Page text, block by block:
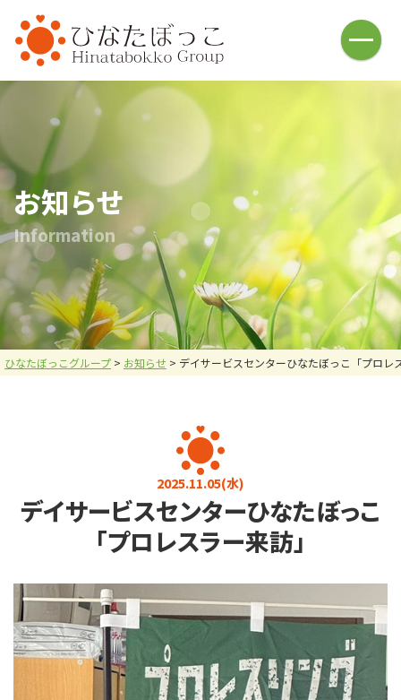
HOME
介護福祉事業
ひなたぼっこ(借宿町)
ひなたぼっこ(中川町)
ひなた庵(⼩俣町)
さんぽ道(⼭下町)
ひなたの広場(五⼗部町)
ひなた⽇和(本城)
ハレノヒ(中川町)
あしかが⻄の杜(⼭下町)
おひさま
名草釣堀
釣堀施設・ヤギ牧場
バーベキュー施設
お問い合わせ
炭焼倶楽部 火炉
メニュー
採用情報 会社案内
介護に関するご相談
080-4760-7823
9:00～17:00 (土日・祝日を除く)
0284-22-3737
9:00～17:00 (土日・祝日を除く)
メールフォーム
お知らせ
Information
ひなたぼっこグループ > お知らせ > デイサービスセンターひなたぼっこ「プロレ
2025.11.05(水)
デイサービスセンターひなたぼっこ
「プロレスラー来訪」